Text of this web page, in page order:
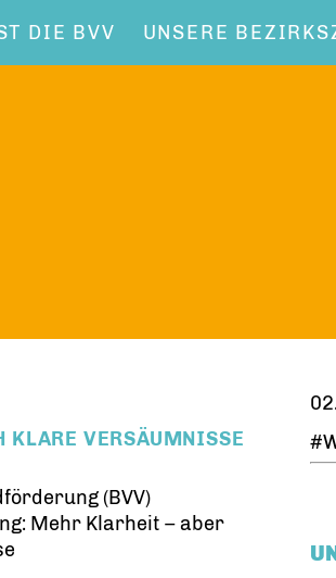
DIE BVV UNSERE
KLARE VERSÄUMNISSE
(BVV)
Mehr Klarheit – aber